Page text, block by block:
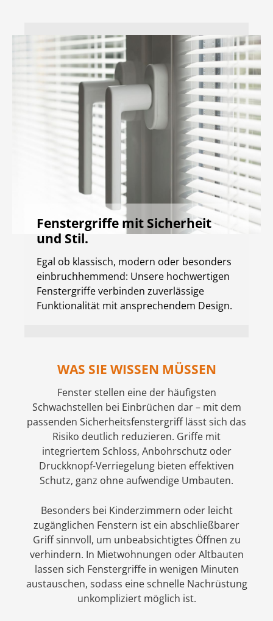
Fenstergriffe mit Sicherheit
und Stil.
Egal ob klassisch, modern oder besonders
einbruchhemmend: Unsere hochwertigen
Fenstergriffe verbinden zuverlässige
Funktionalität mit ansprechendem Design.
WAS SIE WISSEN MÜSSEN
Fenster stellen eine der häufigsten
Schwachstellen bei Einbrüchen dar – mit dem
passenden Sicherheitsfenstergriff lässt sich das
Risiko deutlich reduzieren. Griffe mit
integriertem Schloss, Anbohrschutz oder
Druckknopf-Verriegelung bieten effektiven
Schutz, ganz ohne aufwendige Umbauten.
Besonders bei Kinderzimmern oder leicht
zugänglichen Fenstern ist ein abschließbarer
Griff sinnvoll, um unbeabsichtigtes Öffnen zu
verhindern. In Mietwohnungen oder Altbauten
lassen sich Fenstergriffe in wenigen Minuten
austauschen, sodass eine schnelle Nachrüstung
unkompliziert möglich ist.